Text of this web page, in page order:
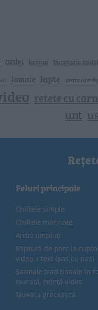
ardei branza bucataria
lamaie lapte mancare
retete cu
unt
Feluri principale
Chiftele simple
Chiftele marinate
Ardei umpluți
Friptură de porc la
video + text (pas cu pas)
Sarmale tradiționale în
murată, rețetă video
Musaca grecească